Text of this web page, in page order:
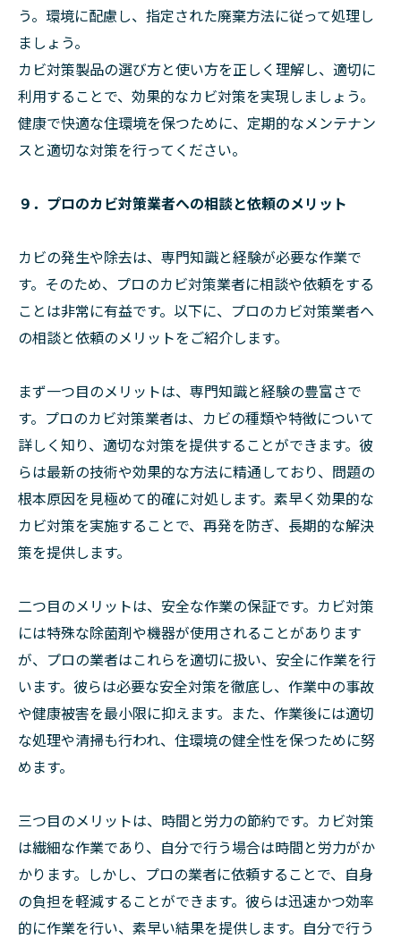
う。環境に配慮し、指定された廃棄方法に従って処理し
ましょう。
カビ対策製品の選び方と使い方を正しく理解し、適切に
利用することで、効果的なカビ対策を実現しましょう。
健康で快適な住環境を保つために、定期的なメンテナン
スと適切な対策を行ってください。
９．プロのカビ対策業者への相談と依頼のメリット
カビの発生や除去は、専門知識と経験が必要な作業で
す。そのため、プロのカビ対策業者に相談や依頼をする
ことは非常に有益です。以下に、プロのカビ対策業者へ
の相談と依頼のメリットをご紹介します。
まず一つ目のメリットは、専門知識と経験の豊富さで
す。プロのカビ対策業者は、カビの種類や特徴について
詳しく知り、適切な対策を提供することができます。彼
らは最新の技術や効果的な方法に精通しており、問題の
根本原因を見極めて的確に対処します。素早く効果的な
カビ対策を実施することで、再発を防ぎ、長期的な解決
策を提供します。
二つ目のメリットは、安全な作業の保証です。カビ対策
には特殊な除菌剤や機器が使用されることがあります
が、プロの業者はこれらを適切に扱い、安全に作業を行
います。彼らは必要な安全対策を徹底し、作業中の事故
や健康被害を最小限に抑えます。また、作業後には適切
な処理や清掃も行われ、住環境の健全性を保つために努
めます。
三つ目のメリットは、時間と労力の節約です。カビ対策
は繊細な作業であり、自分で行う場合は時間と労力がか
かります。しかし、プロの業者に依頼することで、自身
の負担を軽減することができます。彼らは迅速かつ効率
的に作業を行い、素早い結果を提供します。自分で行う